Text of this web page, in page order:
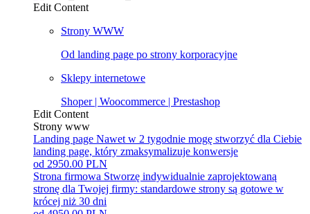
Edit Content
Strony WWW
Od landing page po strony korporacyjne
Sklepy internetowe
Shoper | Woocommerce | Prestashop
Edit Content
Strony www
Landing page Nawet w 2 tygodnie mogę stworzyć dla Ciebie
landing page, który zmaksymalizuje konwersje
od 2950.00 PLN
Strona firmowa Stworzę indywidualnie zaprojektowaną
stronę dla Twojej firmy: standardowe strony są gotowe w
krócej niż 30 dni